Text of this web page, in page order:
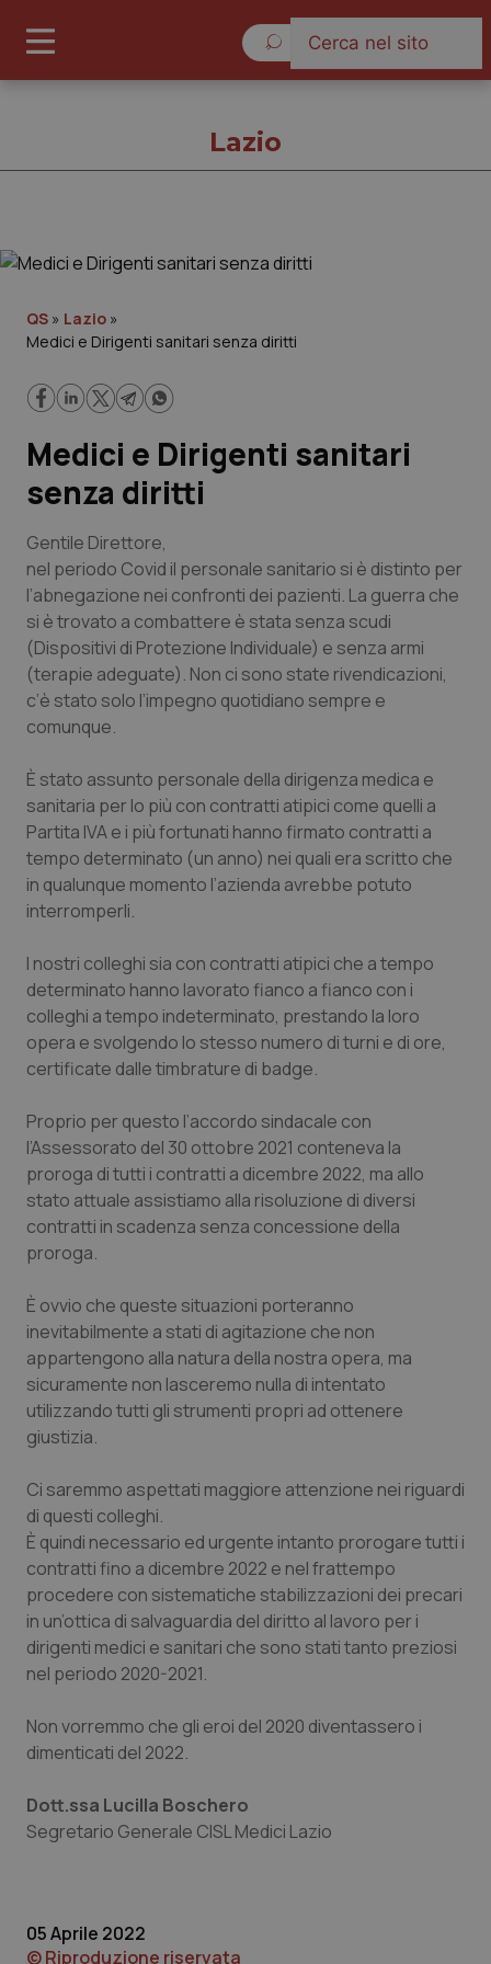
Cronache
Lavoro e Professioni
Scienza e Farmaci
Studi e Analisi
Lettere al direttore
Edizioni Regionali
QS Pro
Professionisti Sanitari.AI
Abruzzo
Calabria
Campania
Emilia-Romagna
Friuli Venezia Giulia
Lazio
Lombardia
Marche
Piemonte
Provincia Autonoma di Bolzano
Provincia Autonoma di Trento
Puglia
Sardegna
Sicilia
QS Pro Gold
Asma & BPCO
Car-T
Colesterolo & coronaropatie
Dermatite Atopica
Diabete & glucometri
Dolore
Donna & Salute
HIV
Infezioni & Febbre
Ipertensione & Scompenso
Malattie rare
Malattia di Crohn & Rettocolite Ulcerosa
Neuroscienze & patologie neurodegenerative
Lazio
QS » Lazio »
Medici e Dirigenti sanitari senza diritti
Medici e Dirigenti sanitari
senza diritti
Gentile Direttore,
nel periodo Covid il personale sanitario si è distinto per
l’abnegazione nei confronti dei pazienti. La guerra che
si è trovato a combattere è stata senza scudi
(Dispositivi di Protezione Individuale) e senza armi
(terapie adeguate). Non ci sono state rivendicazioni,
c’è stato solo l’impegno quotidiano sempre e
comunque.
È stato assunto personale della dirigenza medica e
sanitaria per lo più con contratti atipici come quelli a
Partita IVA e i più fortunati hanno firmato contratti a
tempo determinato (un anno) nei quali era scritto che
in qualunque momento l’azienda avrebbe potuto
interromperli.
I nostri colleghi sia con contratti atipici che a tempo
determinato hanno lavorato fianco a fianco con i
colleghi a tempo indeterminato, prestando la loro
opera e svolgendo lo stesso numero di turni e di ore,
certificate dalle timbrature di badge.
Proprio per questo l’accordo sindacale con
l’Assessorato del 30 ottobre 2021 conteneva la
proroga di tutti i contratti a dicembre 2022, ma allo
stato attuale assistiamo alla risoluzione di diversi
contratti in scadenza senza concessione della
proroga.
È ovvio che queste situazioni porteranno
inevitabilmente a stati di agitazione che non
appartengono alla natura della nostra opera, ma
sicuramente non lasceremo nulla di intentato
utilizzando tutti gli strumenti propri ad ottenere
giustizia.
Ci saremmo aspettati maggiore attenzione nei riguardi
di questi colleghi.
È quindi necessario ed urgente intanto prorogare tutti i
contratti fino a dicembre 2022 e nel frattempo
procedere con sistematiche stabilizzazioni dei precari
in un’ottica di salvaguardia del diritto al lavoro per i
dirigenti medici e sanitari che sono stati tanto preziosi
nel periodo 2020-2021.
Non vorremmo che gli eroi del 2020 diventassero i
dimenticati del 2022.
Dott.ssa Lucilla Boschero
Segretario Generale CISL Medici Lazio
05 Aprile 2022
© Riproduzione riservata